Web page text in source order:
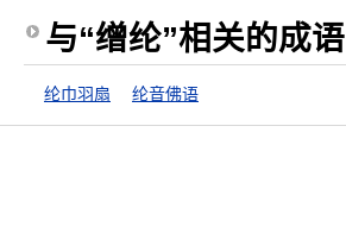
与“缯纶”相关的成语
纶巾羽扇 纶音佛语